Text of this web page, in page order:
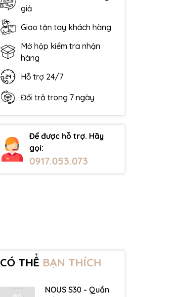
giả
Giao tận tay khách hàng
Mở hộp kiểm tra nhận
hàng
Hỗ trợ 24/7
Đổi trả trong 7 ngày
Để được hỗ trợ. Hãy
gọi:
0917.053.073
CÓ THỂ BẠN THÍCH
NOUS S30 - Quần